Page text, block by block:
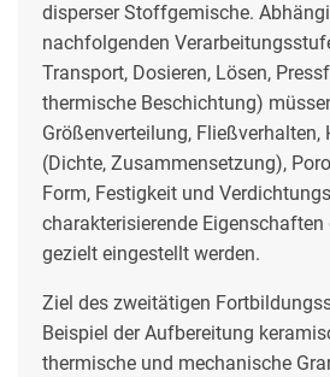
disperser Stoffgemische.
nachfolgenden
Transport, Dosieren, Lösen,
thermische Beschichtung)
Größenverteilung, Fließverhalten,
(Dichte, Zusammensetzung),
Form, Festigkeit und
charakterisierende Eigenschaften
gezielt eingestellt werden.
Ziel des zweitätigen
Beispiel der Aufbereitung
thermische und mechanische